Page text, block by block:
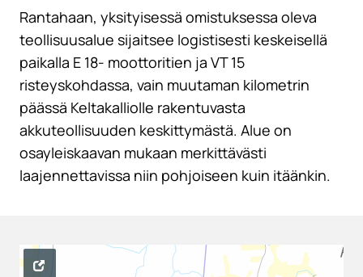
Rantahaan, yksityisessä omistuksessa oleva
teollisuusalue sijaitsee logistisesti keskeisellä
paikalla E 18- moottoritien ja VT 15
risteyskohdassa, vain muutaman kilometrin
päässä Keltakalliolle rakentuvasta
akkuteollisuuden keskittymästä. Alue on
osayleiskaavan mukaan merkittävästi
laajennettavissa niin pohjoiseen kuin itäänkin.